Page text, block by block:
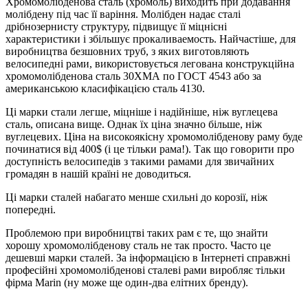
молібдену під час її варіння. Молібден надає сталі
дрібнозернисту структуру, підвищує її міцнісні
характеристики і збільшує прокаливаемость. Найчастіше, для
виробництва безшовних труб, з яких виготовляють
велосипедні рами, використовується легована конструкційна
хромомолібденова сталь 30ХМА по ГОСТ 4543 або за
американською класифікацією сталь 4130.
Ці марки стали легше, міцніше і надійніше, ніж вуглецева
сталь, описана вище. Однак їх ціна значно більше, ніж
вуглецевих. Ціна на високоякісну хромомолібденову раму буде
починатися від 400$ (і це тільки рама!). Так що говорити про
доступність велосипедів з такими рамами для звичайних
громадян в нашій країні не доводиться.
Ці марки сталей набагато менше схильні до корозії, ніж
попередні.
Проблемою при виробництві таких рам є те, що знайти
хорошу хромомолібденову сталь не так просто. Часто це
дешевші марки сталей. За інформацією в Інтернеті справжні
професійні хромомолібденові сталеві рами виробляє тільки
фірма Marin (ну може ще один-два елітних бренду).